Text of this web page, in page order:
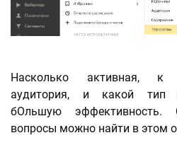
Насколько активная, к
аудитория, и какой тип
бОльшую
вопросы можно найти в этом